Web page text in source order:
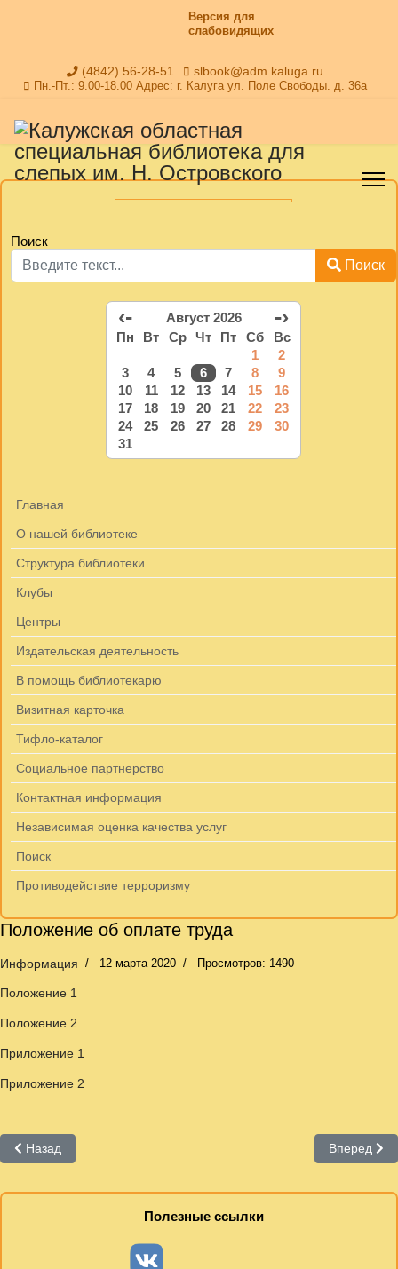
Версия для
слабовидящих
(4842) 56-28-51 slbook@adm.kaluga.ru
Пн.-Пт.: 9.00-18.00 Адрес: г. Калуга ул. Поле Свободы. д. 36а
Поиск
Поиск
‹- Август 2026 -›
Пн Вт Ср Чт Пт Сб
Вс
1
2
3
4 5 6 7 8
9
10
11 12 13 14 15
16
17
18 19 20 21 22
23
24
25 26 27 28 29
30
31
Главная
О нашей библиотеке
Структура библиотеки
Клубы
Центры
Издательская деятельность
В помощь библиотекарю
Визитная карточка
Тифло-каталог
Социальное партнерство
Контактная информация
Независимая оценка качества услуг
Поиск
Противодействие терроризму
Положение об оплате труда
Информация 12 марта 2020 Просмотров: 1490
Положение 1
Положение 2
Приложение 1
Приложение 2
Предыдущий: Отдел тифлоинформационных технологий
Назад Вперед
Полезные ссылки